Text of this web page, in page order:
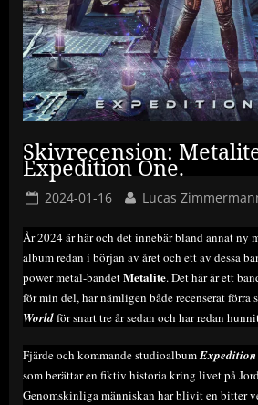
Skivrecension:
Expedition One.
Posted
2024-01-16 By
Lucas
År 2024 är här och det innebär bland annat ny
album redan i början av året och ett av dessa
power metal-bandetMetalite. Det här är ett
för min del, har nämligen både recenserat
Worldför snart tre år sedan och har redan
Fjärde och kommande studioalbumExpedition
som berättar en fiktiv historia kring livet på
Genomskinliga människan har blivit en bitter